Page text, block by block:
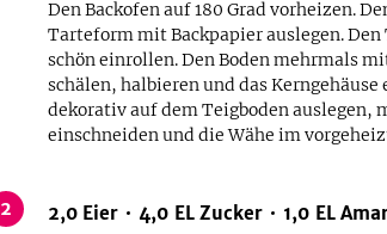
Den Backofen auf 180 Grad vorheizen.
Tarteform mit Backpapier auslegen.
schön einrollen. Den Boden mehrmals
schälen, halbieren und das
dekorativ auf dem Teigboden
einschneiden und die Wähe im
2 2,0 Eier 4,0 EL Zucker 1,0 EL